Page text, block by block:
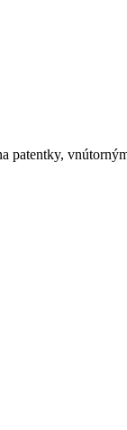
patentky,